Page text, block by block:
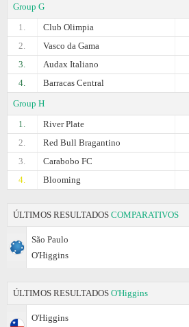
Group G
1.
Club Olimpia
2.
Vasco da Gama
3.
Audax Italiano
4.
Barracas Central
Group H
1.
River Plate
2.
Red Bull Bragantino
3.
Carabobo FC
4.
Blooming
ÚLTIMOS RESULTADOS COMPARATIVOS
São Paulo
O'Higgins
ÚLTIMOS RESULTADOS O'Higgins
O'Higgins